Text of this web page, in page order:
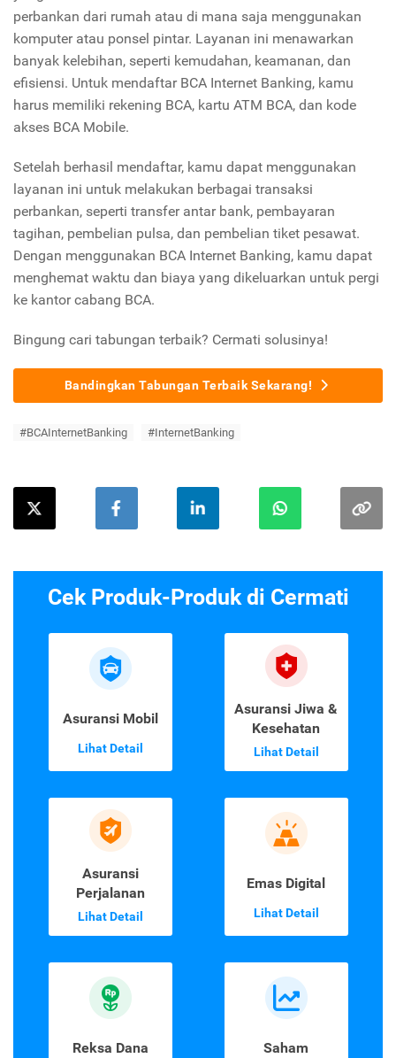
perbankan dari rumah atau di mana saja menggunakan
komputer atau ponsel pintar. Layanan ini menawarkan
banyak kelebihan, seperti kemudahan, keamanan, dan
efisiensi. Untuk mendaftar BCA Internet Banking, kamu
harus memiliki rekening BCA, kartu ATM BCA, dan kode
akses BCA Mobile.
Setelah berhasil mendaftar, kamu dapat menggunakan
layanan ini untuk melakukan berbagai transaksi
perbankan, seperti transfer antar bank, pembayaran
tagihan, pembelian pulsa, dan pembelian tiket pesawat.
Dengan menggunakan BCA Internet Banking, kamu dapat
menghemat waktu dan biaya yang dikeluarkan untuk pergi
ke kantor cabang BCA.
Bingung cari tabungan terbaik? Cermati solusinya!
Bandingkan Tabungan Terbaik Sekarang!
#BCAInternetBanking #InternetBanking
Cek Produk-Produk di Cermati
Asuransi Mobil
Lihat Detail
Asuransi Jiwa &
Kesehatan
Lihat Detail
Asuransi
Perjalanan
Lihat Detail
Emas Digital
Lihat Detail
Reksa Dana Saham